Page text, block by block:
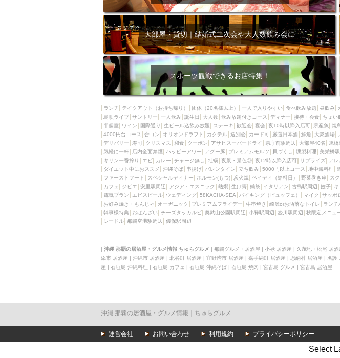
大部屋・貸切｜結婚式二次会や大人数飲み会に
スポーツ観戦できるお店特集！
ランチ テイクアウト（お持ち帰り） 団体（20名様以上） 一人で入りやすい 食べ飲み放題 昼飲み
島唄ライブ サントリー 一人飲み 誕生日 大人数 飲み放題付きコース ディナー 接待・会食 ちょい
半個室
ワイン 国際通り 生ビール込飲み放題 ステーキ 歓迎会 宴会 夜10時以降入店可 県産魚 焼
4000円台コース
合コン オリオンドラフト カクテル 送別会 カード可 厳選日本酒 鮮魚 大衆酒場
デリバリー
寿司 クリスマス 和食 クーポン アサヒスーパードライ 県庁前駅周辺 大部屋40名 旭橋
気軽に一杯
店内全面禁煙 ハッピーアワー アグー豚 プレミアムモルツ 貝づくし 燻製料理 美栄橋
キリン一番搾り
エビ カレー チャージ無し 牡蠣 夜景・景色◎ 夜12時以降入店可 サプライズ ア
ダイエット中におススメ
沖縄そば 串揚げ バレンタイン 立ち飲み 5000円以上コース 地中海料理
ファーストフード
スペシャルディナー ホルモン(もつ) 炭火焼 ペイディ（給料日） 野菜巻き串 ス
カフェ
ジビエ 安里駅周辺 アジア・エスニック 熱燗 生け簀 獺祭 イタリアン 古島駅周辺 餃子 キ
電気ブラン
エビスビール ウェディング 58KACHA-SEA バイキング（ビュッフェ） マイク サッポ
お好み焼き・もんじゃ
オーガニック プレミアムフライデー 牛串焼き 綺麗orお洒落なトイレ ランチ
幹事様特典
おばんざい チーズタッカルビ 奥武山公園駅周辺 小禄駅周辺 壺川駅周辺 秋限定メニュ
シードル 那覇空港駅周辺 儀保駅周辺
| 沖縄 那覇の居酒屋・グルメ情報 ちゅらグルメ | 那覇グルメ・居酒屋 | 小禄 居酒屋 | 久茂地・松尾 居酒
添市 居酒屋 | 沖縄市 居酒屋 | 北谷町 居酒屋 | 宜野湾市 居酒屋 | 嘉手納町 居酒屋 | 恩納村 居酒屋 | 名護
屋 | 石垣島 沖縄料理 | 石垣島 カフェ | 石垣島 沖縄そば | 石垣島 焼肉 | 宮古島 グルメ | 宮古島 居酒屋
沖縄 那覇の居酒屋・グルメ情報｜ちゅらグルメ
運営会社 お問い合わせ 利用規約 プライバシーポリシー
Select